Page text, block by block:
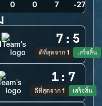
0 0 7 -27
7 : 5
ดีที่สุดจาก 1 เสร็จสิ้น
1 : 7
ดีที่สุดจาก 1 เสร็จสิ้น